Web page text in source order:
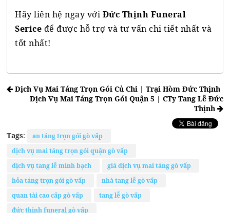
Hãy liên hệ ngay với Đức Thịnh Funeral
Serice để được hỗ trợ và tư vấn chi tiết nhất và
tốt nhất!
Dịch Vụ Mai Táng Trọn Gói Củ Chi | Trại Hòm Đức Thịnh
Dịch Vụ Mai Táng Trọn Gói Quận 5 | CTy Tang Lễ Đức
Thịnh
Tags:
an táng trọn gói gò vấp
dịch vụ mai táng trọn gói quận gò vấp
dịch vụ tang lễ minh bạch
giá dịch vụ mai táng gò vấp
hỏa táng trọn gói gò vấp
nhà tang lễ gò vấp
quan tài cao cấp gò vấp
tang lễ gò vấp
đức thịnh funeral gò vấp